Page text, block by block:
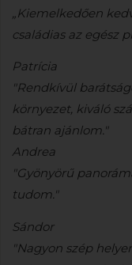
„Kiemelkedően
családias az egész
Patrícia
"Rendkívül
környezet, kiváló
bátran ajánlom."
Andrea
"Gyönyörű
tudom."
Sándor
"Nagyon szép